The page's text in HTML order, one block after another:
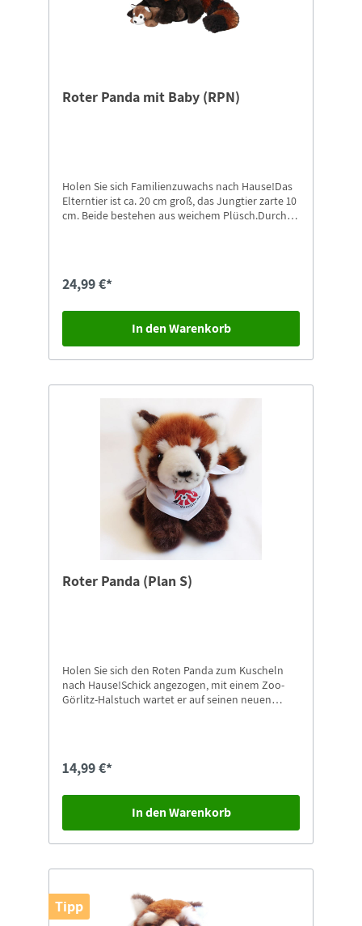
Roter Panda mit Baby (RPN)
Holen Sie sich Familienzuwachs nach Hause!Das
Elterntier ist ca. 20 cm groß, das Jungtier zarte 10
cm. Beide bestehen aus weichem Plüsch.Durch
24,99 €*
In den Warenkorb
Roter Panda (Plan S)
Holen Sie sich den Roten Panda zum Kuscheln
nach Hause!Schick angezogen, mit einem Zoo-
Görlitz-Halstuch wartet er auf seinen neuen
tun!Beim Kauf dieses Produktes helfen Sie mit
Gegenden Nepals durch PLAN INTERNATIONAL zu
14,99 €*
In den Warenkorb
Tipp